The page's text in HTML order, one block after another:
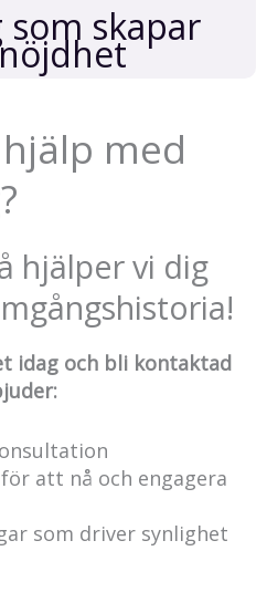
som skapar
med
hjälper vi dig
idag och bli kontaktad
att nå och engagera
som driver synlighet